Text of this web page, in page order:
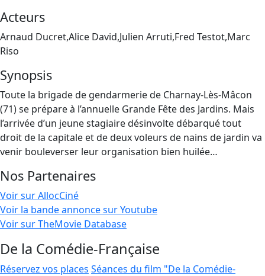
Acteurs
Arnaud Ducret,Alice David,Julien Arruti,Fred Testot,Marc
Riso
Synopsis
Toute la brigade de gendarmerie de Charnay-Lès-Mâcon
(71) se prépare à l’annuelle Grande Fête des Jardins. Mais
l’arrivée d’un jeune stagiaire désinvolte débarqué tout
droit de la capitale et de deux voleurs de nains de jardin va
venir bouleverser leur organisation bien huilée…
Nos Partenaires
Voir sur AllocCiné
Voir la bande annonce sur Youtube
Voir sur TheMovie Database
De la Comédie-Française
Réservez vos places Séances du film "De la Comédie-